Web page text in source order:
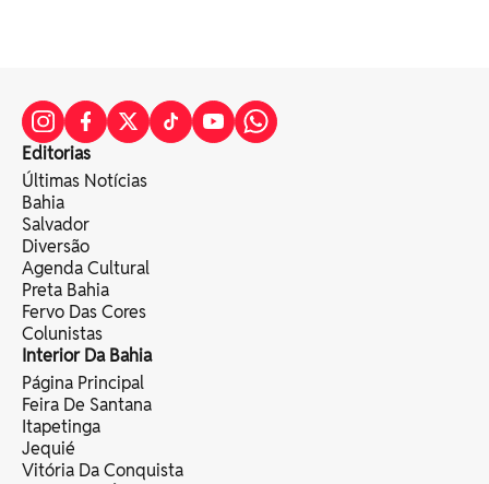
Editorias
Últimas Notícias
Bahia
Salvador
Diversão
Agenda Cultural
Preta Bahia
Fervo Das Cores
Colunistas
Interior Da Bahia
Página Principal
Feira De Santana
Itapetinga
Jequié
Vitória Da Conquista